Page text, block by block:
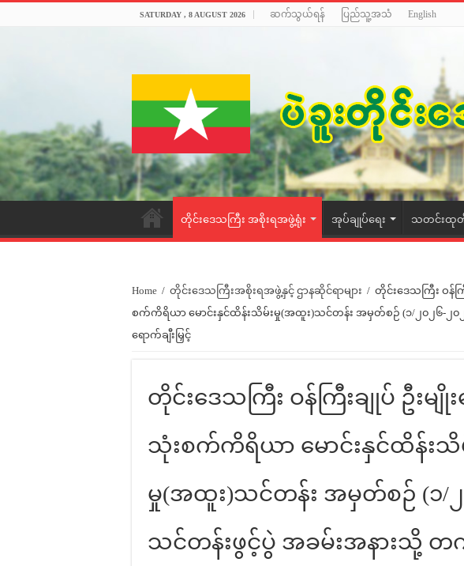
SATURDAY , 8 AUGUST 2026 ဆက်သွယ်ရန် ပြည်သူ့အသံ English
တိုင်းဒေသကြီး အစိုးရအဖွဲ့ရုံး အုပ်ချုပ်ရေး သတင်းထုတ်ပ
Home / တိုင်းဒေသကြီးအစိုးရအဖွဲ့နှင့် ဌာနဆိုင်ရာများ / တိုင်းဒေသကြီး ဝန်
စက်ကိရိယာ မောင်းနှင်ထိန်းသိမ်းမှု(အထူး)သင်တန်း အမှတ်စဉ် (၁/၂၀၂၆-၂
ရောက်ချီးမြှင့်
တိုင်းဒေသကြီး ဝန်ကြီးချုပ် ဦး
သုံးစက်ကိရိယာ မောင်းနှင်ထိန်းသိ
မှု(အထူး)သင်တန်း အမှတ်စဉ် (၁/၂
သင်တန်းဖွင့်ပွဲ အခမ်းအနားသို့ တက်